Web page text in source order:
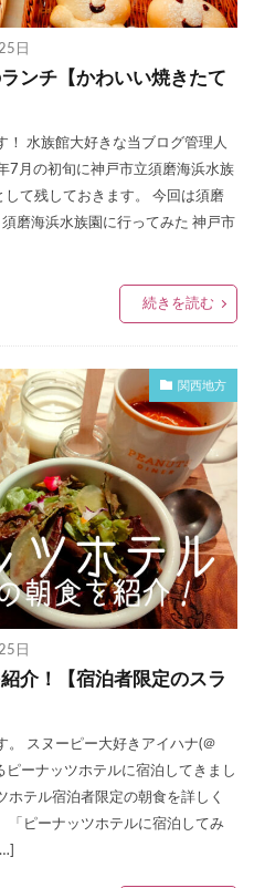
日
ンチ【かわいい焼きたて
！ 水族館大好きな当ブログ管理人
7月の初旬に神戸市立須磨海浜水族
て残しておきます。 今回は須磨
磨海浜水族園に行ってみた 神戸市
続きを読む
関西地方
日
介！【宿泊者限定のスラ
。 スヌーピー大好きアイハナ(＠
ピーナッツホテルに宿泊してきまし
テル宿泊者限定の朝食を詳しく
「ピーナッツホテルに宿泊してみ